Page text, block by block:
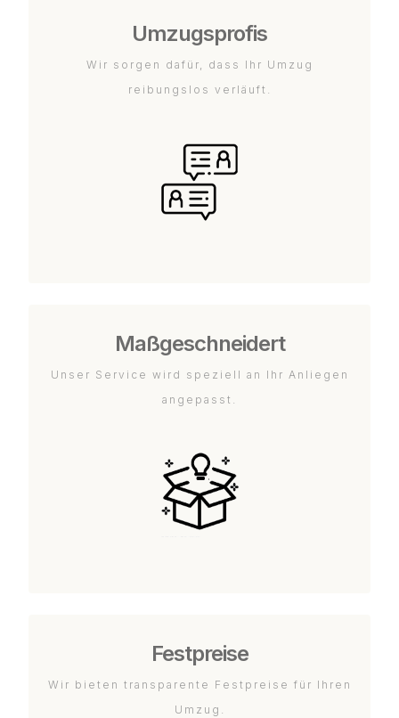
Umzugsprofis
Wir sorgen dafür, dass Ihr Umzug
reibungslos verläuft.
Maßgeschneidert
Unser Service wird speziell an Ihr Anliegen
angepasst.
Festpreise
Wir bieten transparente Festpreise für Ihren
Umzug.